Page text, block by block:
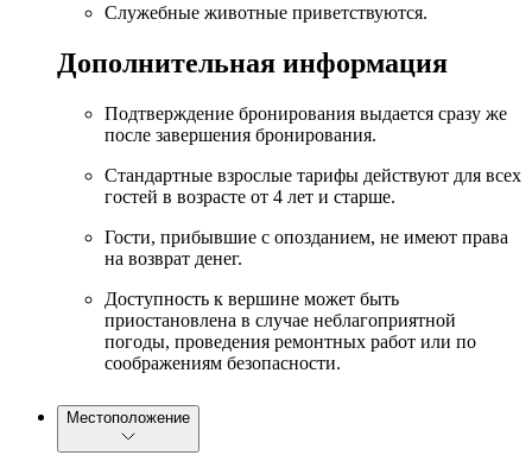
Служебные животные приветствуются.
Дополнительная информация
Подтверждение бронирования выдается сразу же
после завершения бронирования.
Стандартные взрослые тарифы действуют для всех
гостей в возрасте от 4 лет и старше.
Гости, прибывшие с опозданием, не имеют права
на возврат денег.
Доступность к вершине может быть
приостановлена в случае неблагоприятной
погоды, проведения ремонтных работ или по
соображениям безопасности.
Местоположение